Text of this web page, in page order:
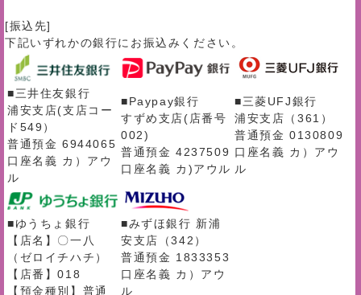
[振込先]
下記いずれかの銀行にお振込みください。
■三井住友銀行
浦安支店(支店コー
ド549）
普通預金 6944065
口座名義 カ）アウ
ル
■Paypay銀行
すずめ支店(店番号
002)
普通預金 4237509
口座名義 カ)アウル
■三菱UFJ銀行
浦安支店（361）
普通預金 0130809
口座名義 カ）アウ
ル
■ゆうちょ銀行
【店名】〇一八
（ゼロイチハチ）
【店番】018
【預金種別】普通
■みずほ銀行 新浦
安支店（342）
普通預金 1833353
口座名義 カ）アウ
ル